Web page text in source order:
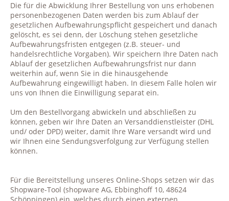
Die für die Abwicklung Ihrer Bestellung von uns erhobenen
personenbezogenen Daten werden bis zum Ablauf der
gesetzlichen Aufbewahrungspflicht gespeichert und danach
gelöscht, es sei denn, der Löschung stehen gesetzliche
Aufbewahrungsfristen entgegen (z.B. steuer- und
handelsrechtliche Vorgaben). Wir speichern Ihre Daten nach
Ablauf der gesetzlichen Aufbewahrungsfrist nur dann
weiterhin auf, wenn Sie in die hinausgehende
Aufbewahrung eingewilligt haben. In diesem Falle holen wir
uns von Ihnen die Einwilligung separat ein.
Um den Bestellvorgang abwickeln und abschließen zu
können, geben wir Ihre Daten an Versanddienstleister (DHL
und/ oder DPD) weiter, damit Ihre Ware versandt wird und
wir Ihnen eine Sendungsverfolgung zur Verfügung stellen
können.
Für die Bereitstellung unseres Online-Shops setzen wir das
Shopware-Tool (shopware AG, Ebbinghoff 10, 48624